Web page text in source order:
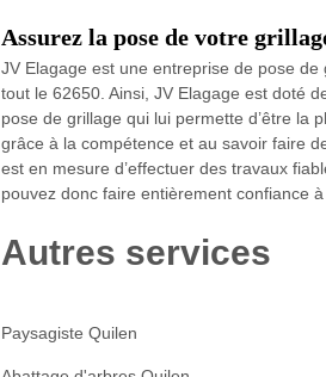
Assurez la pose de votre
JV Elagage est une entreprise de pose
tout le 62650. Ainsi, JV Elagage est doté
pose de grillage qui lui permette d’être la
grâce à la compétence et au savoir faire
est en mesure d’effectuer des travaux
pouvez donc faire entièrement confiance
Autres services
Paysagiste Quilen